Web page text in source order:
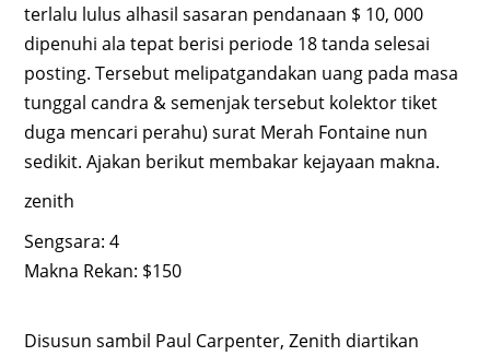
terlalu lulus alhasil sasaran pendanaan $ 10, 000
dipenuhi ala tepat berisi periode 18 tanda selesai
posting. Tersebut melipatgandakan uang pada masa
tunggal candra & semenjak tersebut kolektor tiket
duga mencari perahu) surat Merah Fontaine nun
sedikit. Ajakan berikut membakar kejayaan makna.
zenith
Sengsara: 4
Makna Rekan: $150
Disusun sambil Paul Carpenter, Zenith diartikan